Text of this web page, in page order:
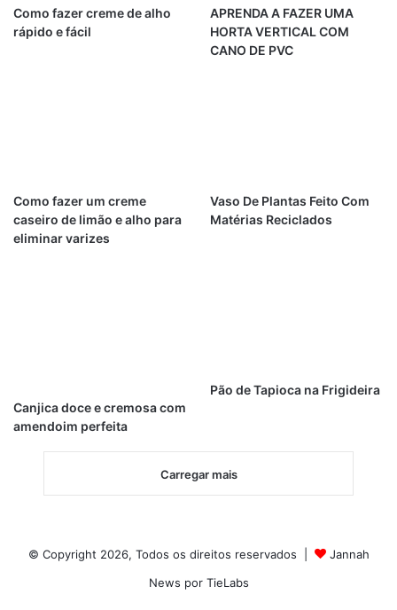
Como fazer creme de alho
rápido e fácil
APRENDA A FAZER UMA
HORTA VERTICAL COM
CANO DE PVC
Como fazer um creme
caseiro de limão e alho para
eliminar varizes
Vaso De Plantas Feito Com
Matérias Reciclados
Canjica doce e cremosa com
amendoim perfeita
Pão de Tapioca na Frigideira
Carregar mais
© Copyright 2026, Todos os direitos reservados |
Jannah
News por TieLabs